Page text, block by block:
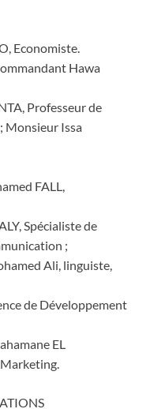
Economiste.
Hawa
Professeur de
Monsieur Issa
FALL,
Spécialiste de
;
Ali, linguiste,
de Développement
EL